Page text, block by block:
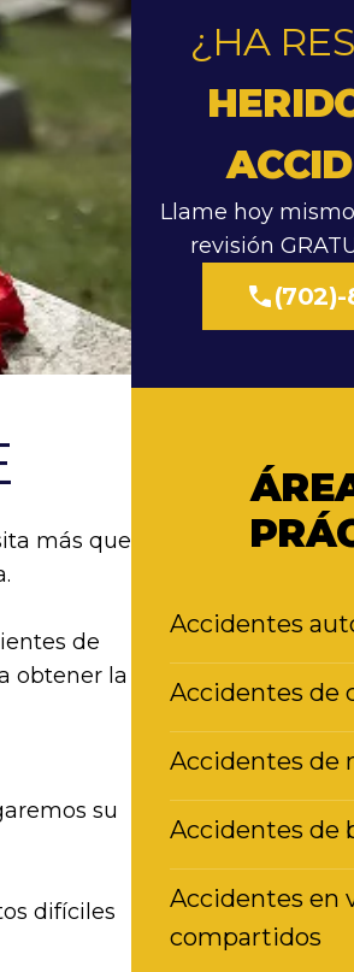
más que
de
obtener la
su
difíciles
¿HA
Llame hoy
revisión
Accidentes
Accidentes de
Accidentes de
Accidentes de
Accidentes en
compartidos